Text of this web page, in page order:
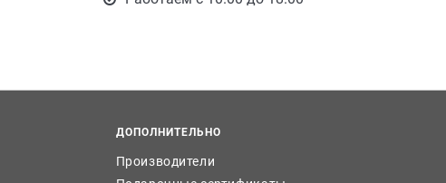
ДОПОЛНИТЕЛЬНО
Производители